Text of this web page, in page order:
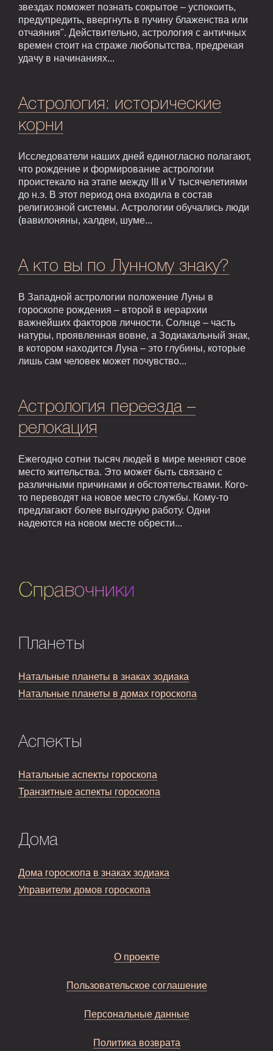
звездах поможет познать сокрытое – успокоить,
предупредить, ввергнуть в пучину блаженства или
отчаяния". Действительно, астрология с античных
времен стоит на страже любопытства, предрекая
удачу в начинаниях...
Астрология: исторические
корни
Исследователи наших дней единогласно полагают,
что рождение и формирование астрологии
проистекало на этапе между III и V тысячелетиями
до н.э. В этот период она входила в состав
религиозной системы. Астрологии обучались люди
(вавилоняны, халдеи, шуме...
А кто вы по Лунному знаку?
В Западной астрологии положение Луны в
гороскопе рождения – второй в иерархии
важнейших факторов личности. Солнце – часть
натуры, проявленная вовне, а Зодиакальный знак,
в котором находится Луна – это глубины, которые
лишь сам человек может почувство...
Астрология переезда –
релокация
Ежегодно сотни тысяч людей в мире меняют свое
место жительства. Это может быть связано с
различными причинами и обстоятельствами. Кого-
то переводят на новое место службы. Кому-то
предлагают более выгодную работу. Одни
надеются на новом месте обрести...
Справочники
Планеты
Натальные планеты в знаках зодиака
Натальные планеты в домах гороскопа
Аспекты
Натальные аспекты гороскопа
Транзитные аспекты гороскопа
Дома
Дома гороскопа в знаках зодиака
Управители домов гороскопа
О проекте
Пользовательское соглашение
Персональные данные
Политика возврата